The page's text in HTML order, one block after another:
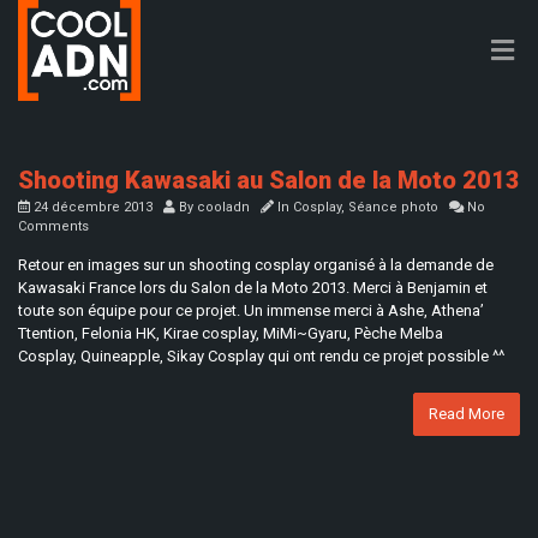
Shooting Kawasaki au Salon de la Moto 2013
24 décembre 2013 By cooladn In Cosplay, Séance photo
No
Comments
Retour en images sur un shooting cosplay organisé à la demande de
Kawasaki France lors du Salon de la Moto 2013. Merci à Benjamin et
toute son équipe pour ce projet. Un immense merci à Ashe, Athena’
Ttention, Felonia HK, Kirae cosplay, MiMi~Gyaru, Pèche Melba
Cosplay, Quineapple, Sikay Cosplay qui ont rendu ce projet possible ^^
Read More